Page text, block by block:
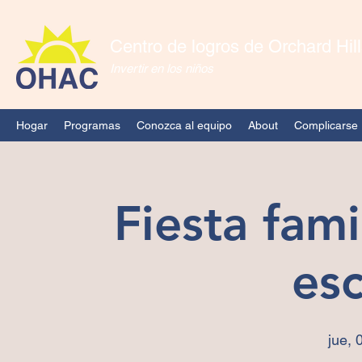
Centro de logros de Orchard
Invertir en los niños
Hogar Programas Conozca al equipo About Complicarse
Fiesta
jue,